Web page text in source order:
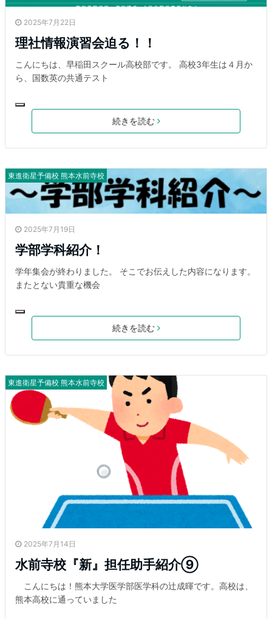
2025年7月22日
理社情報演習会迫る！！
こんにちは、早稲田スクール高校部です。 高校3年生は４月か
ら、国数英の共通テスト
続きを読む
東進衛星予備校 熊本水前寺校
2025年7月19日
学部学科紹介！
学年集会が終わりました。 そこでお伝えした内容になります。
またとない貴重な機会
続きを読む
東進衛星予備校 熊本水前寺校
2025年7月14日
水前寺校『新』担任助手紹介⑨
こんにちは！熊本大学医学部医学科の辻成暉です。高校は、
熊本高校に通っていました